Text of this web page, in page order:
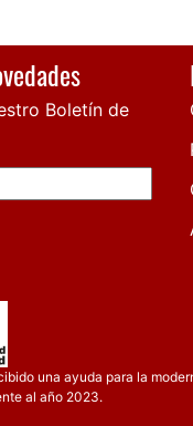
Boletín de
una ayuda para la
al año 2023.